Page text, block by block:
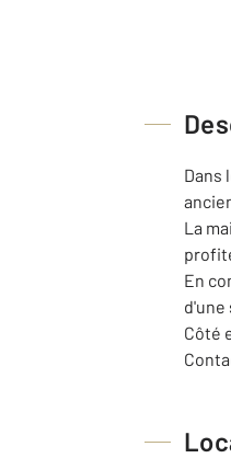
Dans
La
En
d'une
Côté